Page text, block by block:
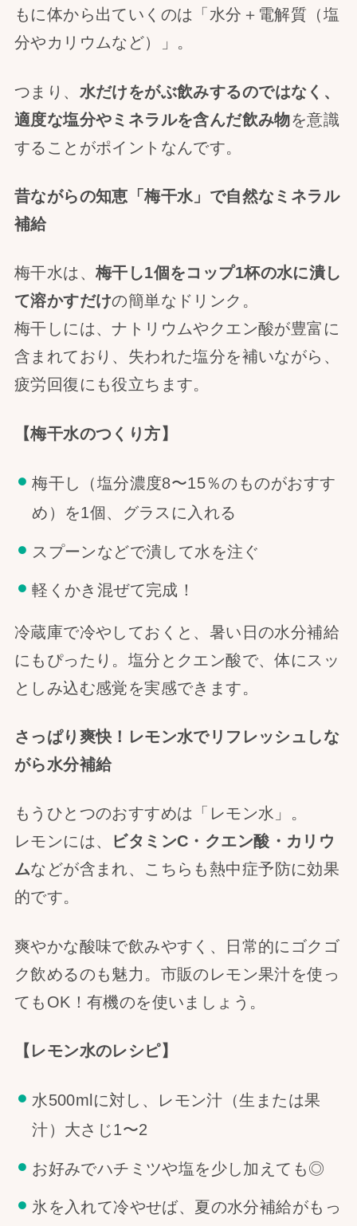
もに体から出ていくのは「水分＋電解質（塩
分やカリウムなど）」。
つまり、 水だけをがぶ飲みするのではなく、
適度な塩分やミネラルを含んだ飲み物を意識
することがポイントなんです。
昔ながらの知恵「梅干水」で自然なミネラル
補給
梅干水は、 梅干し1個をコップ1杯の水に潰し
て溶かすだけの簡単なドリンク。
梅干しには、ナトリウムやクエン酸が豊富に
含まれており、失われた塩分を補いながら、
疲労回復にも役立ちます。
【梅干水のつくり方】
梅干し（塩分濃度8〜15％のものがおすす
め）を1個、グラスに入れる
スプーンなどで潰して水を注ぐ
軽くかき混ぜて完成！
冷蔵庫で冷やしておくと、暑い日の水分補給
にもぴったり。塩分とクエン酸で、体にスッ
としみ込む感覚を実感できます。
さっぱり爽快！レモン水でリフレッシュしな
がら水分補給
もうひとつのおすすめは「レモン水」。
レモンには、
ビタミンC・クエン酸・カリウ
ムなどが含まれ、こちらも熱中症予防に効果
的です。
爽やかな酸味で飲みやすく、日常的にゴクゴ
ク飲めるのも魅力。市販のレモン果汁を使っ
てもOK！有機のを使いましょう。
【レモン水のレシピ】
水500mlに対し、レモン汁（生または果
汁）大さじ1〜2
お好みでハチミツや塩を少し加えても◎
氷を入れて冷やせば、夏の水分補給がもっ